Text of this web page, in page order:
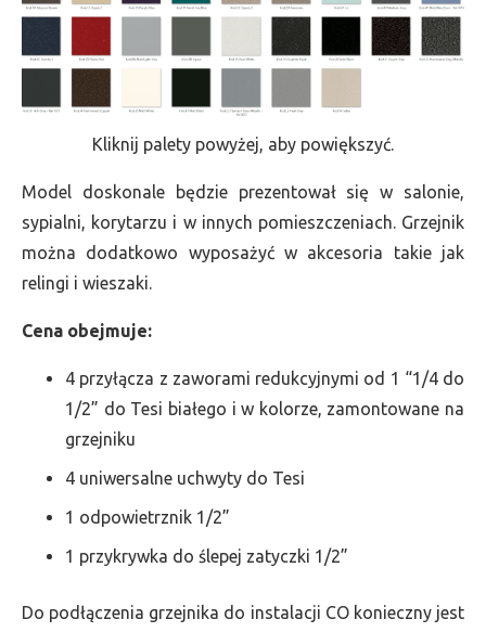
Kliknij palety powyżej, aby powiększyć.
Model doskonale będzie prezentował się w salonie,
sypialni, korytarzu i w innych pomieszczeniach. Grzejnik
można dodatkowo wyposażyć w akcesoria takie jak
relingi i wieszaki.
Cena obejmuje:
4 przyłącza z zaworami redukcyjnymi od 1 “1/4 do
1/2” do Tesi białego i w kolorze, zamontowane na
grzejniku
4 uniwersalne uchwyty do Tesi
1 odpowietrznik 1/2”
1 przykrywka do ślepej zatyczki 1/2”
Do podłączenia grzejnika do instalacji CO konieczny jest